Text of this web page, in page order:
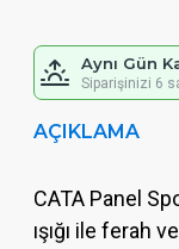
Aynı Gün
Siparişinizi 6
AÇIKLAMA
CATA Panel
ışığı ile ferah